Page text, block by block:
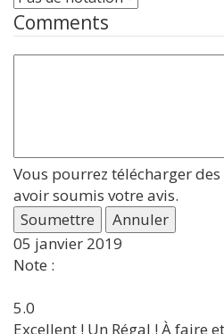
Comments
Vous pourrez télécharger
avoir soumis votre avis.
Soumettre
Annuler
05 janvier 2019
Note :
5.0
Excellent ! Un Régal ! À faire